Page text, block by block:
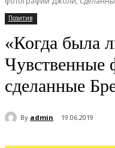
Позитив
«Когда была
Чувственные
сделанные
By admin 19.06.2019